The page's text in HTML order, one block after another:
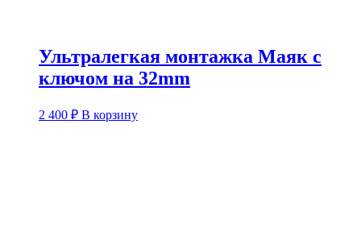
Ультралегкая монтажка Маяк с
ключом на 32mm
2 400 ₽ В корзину